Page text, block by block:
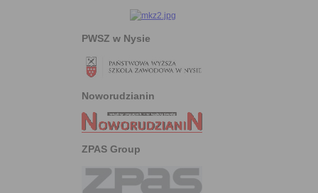
PWSZ w Nysie
Noworudzianin
ZPAS Group